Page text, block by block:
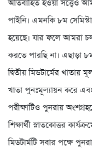
অতিবাহিত হওয়া সত্ত্বেও
পাইনি। এমনকি ৮ম
হয়েছে। যার ফলে আমরা
করতে পারছি না। এছাড়া
দ্বিতীয় মিডটার্মের খাতায়
খাতা পুনঃমূল্যায়ন করে
পরীক্ষাটিও পুনরায়
শিক্ষার্থী স্নাতকোত্তর
মিডটার্মটি সবার পক্ষে